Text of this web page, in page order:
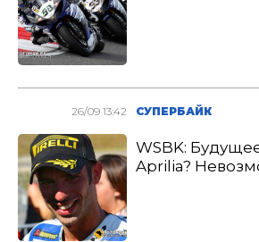
26/09 13:42 СУПЕРБАЙК
WSBK:
Aprilia?